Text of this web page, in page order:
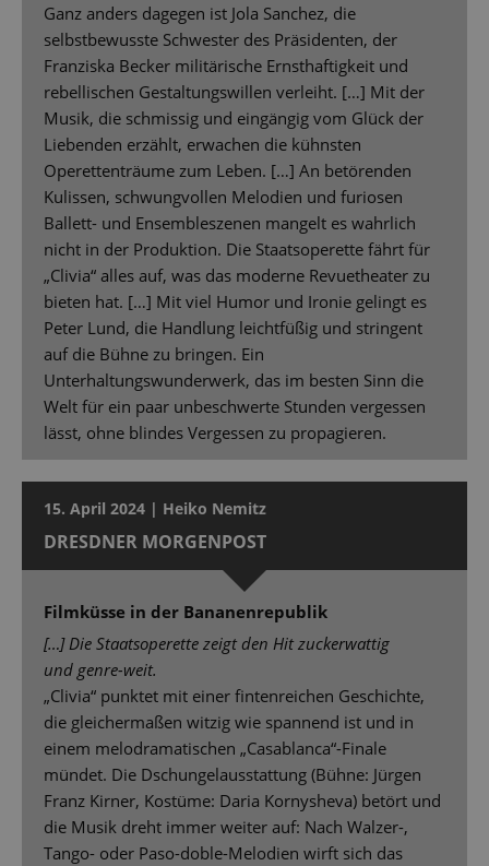
Ganz anders dagegen ist Jola Sanchez, die
selbstbewusste Schwester des Präsidenten, der
Franziska Becker militärische Ernsthaftigkeit und
rebellischen Gestaltungswillen verleiht. […] Mit der
Musik, die schmissig und eingängig vom Glück der
Liebenden erzählt, erwachen die kühnsten
Operettenträume zum Leben. […] An betörenden
Kulissen, schwungvollen Melodien und furiosen
Ballett- und Ensembleszenen mangelt es wahrlich
nicht in der Produktion. Die Staatsoperette fährt für
„Clivia“ alles auf, was das moderne Revuetheater zu
bieten hat. […] Mit viel Humor und Ironie gelingt es
Peter Lund, die Handlung leichtfüßig und stringent
auf die Bühne zu bringen. Ein
Unterhaltungswunderwerk, das im besten Sinn die
Welt für ein paar unbeschwerte Stunden vergessen
lässt, ohne blindes Vergessen zu propagieren.
15. April 2024 | Heiko Nemitz
DRESDNER MORGENPOST
Filmküsse in der Bananenrepublik
[…] Die Staatsoperette zeigt den Hit zuckerwattig
und genre-weit.
„Clivia“ punktet mit einer fintenreichen Geschichte,
die gleichermaßen witzig wie spannend ist und in
einem melodramatischen „Casablanca“-Finale
mündet. Die Dschungelausstattung (Bühne: Jürgen
Franz Kirner, Kostüme: Daria Kornysheva) betört und
die Musik dreht immer weiter auf: Nach Walzer-,
Tango- oder Paso-doble-Melodien wirft sich das